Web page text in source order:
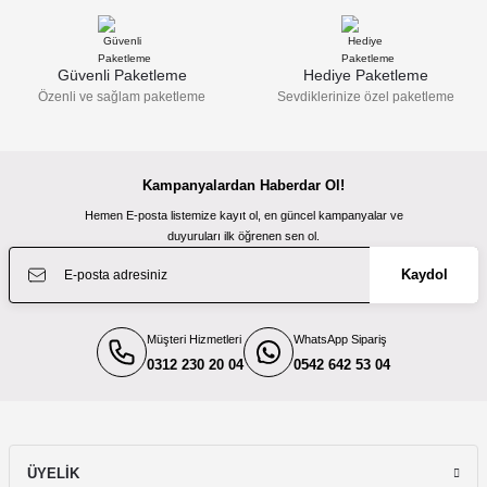
M... N... | 02/01/2026
Viltrox AF 35mm F1.2 Lab Nikon Z Mount Full Frame Lens
Viltrox AF 50mm F1.4 Pro for Nikon Z Mount
37.799,00 TL
Viltrox
Güvenli Paketleme
Özenli ve sağlam paketleme
Hediye Paketleme
Sevdiklerinize özel paketleme
Kampanyalardan Haberdar Ol!
Hemen E-posta listemize kayıt ol, en güncel kampanyalar ve
duyuruları ilk öğrenen sen ol.
Kaydol
Müşteri Hizmetleri
0312 230 20 04
WhatsApp Sipariş
0542 642 53 04
ÜYELİK